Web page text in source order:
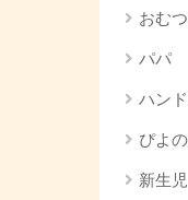
おむ
パパ
ハン
ぴよ
新生児